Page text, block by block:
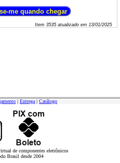
Item 3535atualizado em 13/01/2025
| Entrega | Catálogo
de componentes eletrônicos
Brasil desde 2004